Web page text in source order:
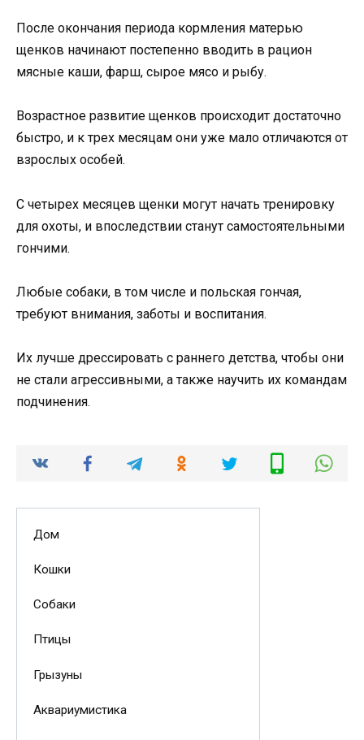
После окончания периода кормления матерью
щенков начинают постепенно вводить в рацион
мясные каши, фарш, сырое мясо и рыбу.
Возрастное развитие щенков происходит достаточно
быстро, и к трех месяцам они уже мало отличаются от
взрослых особей.
С четырех месяцев щенки могут начать тренировку
для охоты, и впоследствии станут самостоятельными
гончими.
Любые собаки, в том числе и польская гончая,
требуют внимания, заботы и воспитания.
Их лучше дрессировать с раннего детства, чтобы они
не стали агрессивными, а также научить их командам
подчинения.
Дом
Кошки
Собаки
Птицы
Грызуны
Аквариумистика